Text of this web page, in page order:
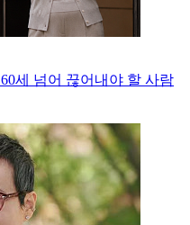
세 넘어 끊어내야 할 사람